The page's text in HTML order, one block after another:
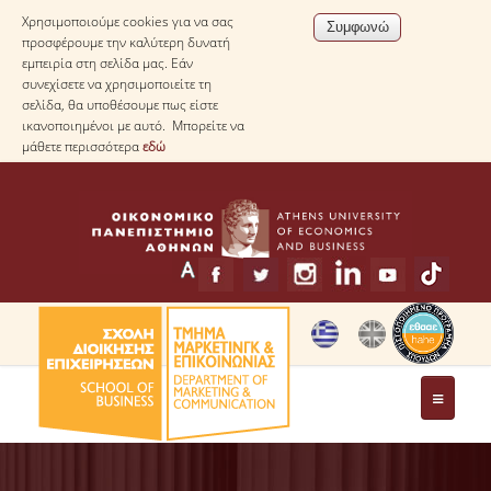
Χρησιμοποιούμε cookies για να σας
προσφέρουμε την καλύτερη δυνατή
εμπειρία στη σελίδα μας. Εάν
συνεχίσετε να χρησιμοποιείτε τη
σελίδα, θα υποθέσουμε πως είστε
ικανοποιημένοι με αυτό. Μπορείτε να
μάθετε περισσότεραεδώ
ΤΟ ΤΜΗΜΑ